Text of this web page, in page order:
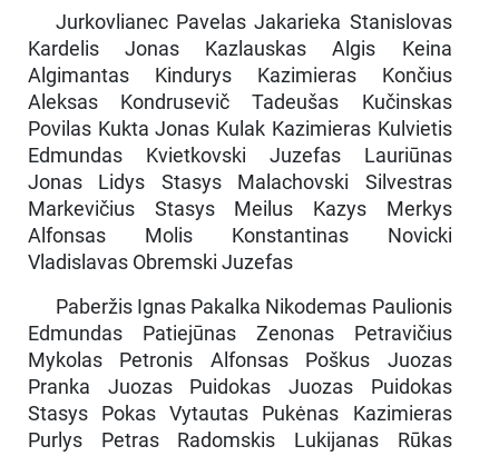
Jurkovlianec Pavelas Jakarieka Stanislovas
Kardelis Jonas Kazlauskas Algis Keina
Algimantas Kindurys Kazimieras Končius
Aleksas Kondrusevič Tadeušas Kučinskas
Povilas Kukta Jonas Kulak Kazimieras Kulvietis
Edmundas Kvietkovski Juzefas Lauriūnas
Jonas Lidys Stasys Malachovski Silvestras
Markevičius Stasys Meilus Kazys Merkys
Alfonsas Molis Konstantinas Novicki
Vladislavas Obremski Juzefas
Paberžis Ignas Pakalka Nikodemas Paulionis
Edmundas Patiejūnas Zenonas Petravičius
Mykolas Petronis Alfonsas Poškus Juozas
Pranka Juozas Puidokas Juozas Puidokas
Stasys Pokas Vytautas Pukėnas Kazimieras
Purlys Petras Radomskis Lukijanas Rūkas